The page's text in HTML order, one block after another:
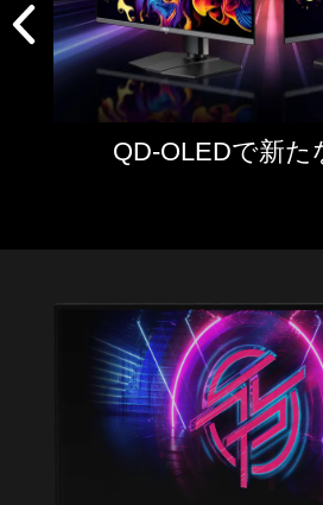
QD-OLEDで新た